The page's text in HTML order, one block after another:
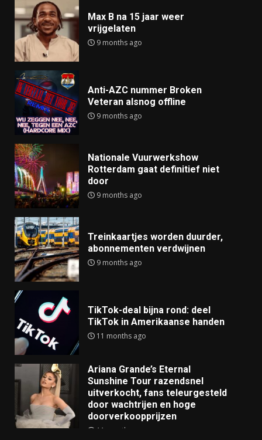
Max B na 15 jaar weer
vrijgelaten
9 months ago
Anti-AZC nummer Broken
Veteran alsnog offline
9 months ago
Nationale Vuurwerkshow
Rotterdam gaat definitief niet
door
9 months ago
Treinkaartjes worden duurder,
abonnementen verdwijnen
9 months ago
TikTok-deal bijna rond: deel
TikTok in Amerikaanse handen
11 months ago
Ariana Grande’s Eternal
Sunshine Tour razendsnel
uitverkocht, fans teleurgesteld
door wachtrijen en hoge
doorverkoopprijzen
11 months ago